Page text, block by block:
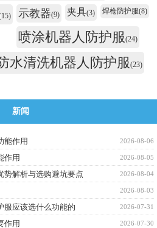
示教器(9) 夹具(3) 焊枪防护服(8)
喷涂机器人防护服(24)
水清洗机器人防护服(23)
新闻
2026-08-06
能作用
2026-08-05
作用
2026-08-04
势解析与选购避坑要点
2026-08-03
2026-07-31
服应该选什么功能的
2026-07-30
作用